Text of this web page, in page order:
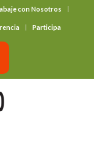
con Nosotros
Participa